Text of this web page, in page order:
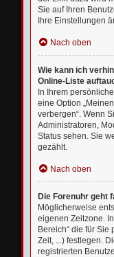
Sie auf Ihren
Ihre Einstellungen
Nach oben
Wie kann ich
Online-Liste
In Ihrem
eine Option
verbergen“. Wenn
Administratoren,
Status sehen. Sie
gezählt.
Nach oben
Die Forenuhr geht
Möglicherweise
eigenen Zeitzone.
Bereich“ die für
Zeit, ...) festlegen.
registrierten